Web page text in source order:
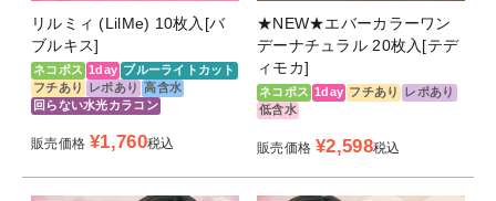
リルミィ (LilMe) 10枚入[バ
ブルキス]
ネコポス 1day ブルーライトカット
フチあり
レポあり
高含水
回らない水光カラコン
販売価格 ¥1,760税込
★NEW★エバーカラーワン
デーナチュラル 20枚入[テデ
ィモカ]
ネコポス 1day フチあり
レポあり
低含水
販売価格 ¥2,598税込